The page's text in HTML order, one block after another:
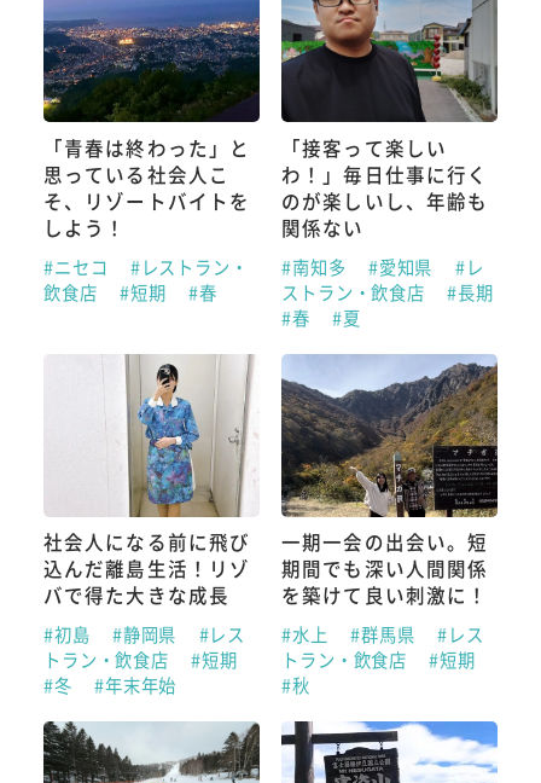
「青春は終わった」と
思っている社会人こ
そ、リゾートバイトを
しよう！
#ニセコ
#レストラン・
飲食店
#短期 #春
「接客って楽しい
わ！」毎日仕事に行く
のが楽しいし、年齢も
関係ない
#南知多 #愛知県
#レ
ストラン・飲食店
#長期
#春
#夏
社会人になる前に飛び
込んだ離島生活！リゾ
バで得た大きな成長
#初島 #静岡県
#レス
トラン・飲食店
#短期
#冬
#年末年始
一期一会の出会い。短
期間でも深い人間関係
を築けて良い刺激に！
#水上 #群馬県
#レス
トラン・飲食店
#短期
#秋